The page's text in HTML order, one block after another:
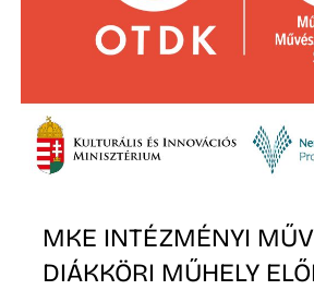
MKE INTÉZMÉNYI
DIÁKKÖRI MŰHELY